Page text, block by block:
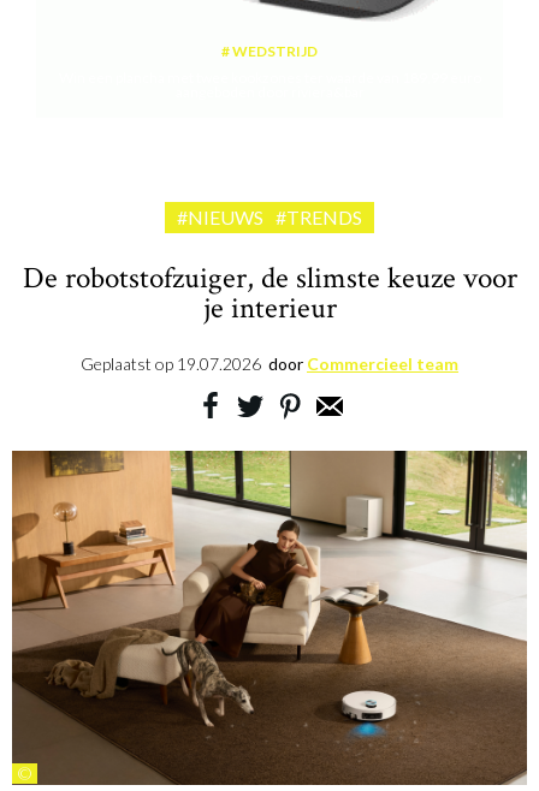
WEDSTRIJD
#NIEUWS #TRENDS
De robotstofzuiger, de slimste keuze voor
je interieur
Geplaatst op 19.07.2026 door Commercieel team
©